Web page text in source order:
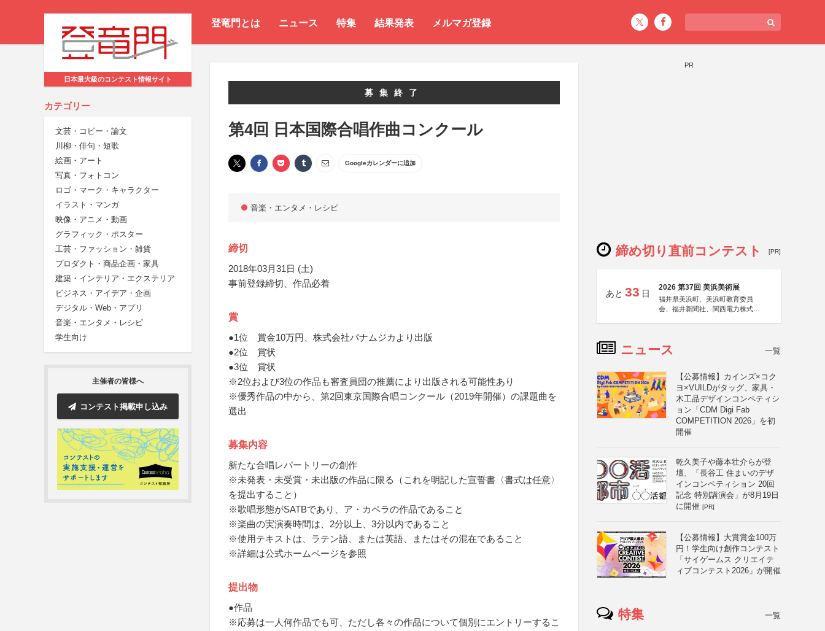
登竜門とは ニュース 特集 結果発表 メルマガ登録
日本最大級のコンテスト情報サイト
カテゴリー
文芸・コピー・論文
川柳・俳句・短歌
絵画・アート
写真・フォトコン
ロゴ・マーク・キャラクター
イラスト・マンガ
映像・アニメ・動画
グラフィック・ポスター
工芸・ファッション・雑貨
プロダクト・商品企画・家具
建築・インテリア・エクステリア
ビジネス・アイデア・企画
デジタル・Web・アプリ
音楽・エンタメ・レシピ
学生向け
主催者の皆様へ
コンテスト掲載申し込み
募集終了
第4回 日本国際合唱作曲コンクール
Googleカレンダーに追加
音楽・エンタメ・レシピ
締切
2018年03月31日 (土)
事前登録締切、作品必着
賞
●1位 賞金10万円、株式会社パナムジカより出版
●2位 賞状
●3位 賞状
※2位および3位の作品も審査員団の推薦により出版される可能性あり
※優秀作品の中から、第2回東京国際合唱コンクール（2019年開催）の課題曲を
選出
募集内容
新たな合唱レパートリーの創作
※未発表・未受賞・未出版の作品に限る（これを明記した宣誓書〈書式は任意〉
を提出すること）
※歌唱形態がSATBであり、ア・カペラの作品であること
※楽曲の実演奏時間は、2分以上、3分以内であること
※使用テキストは、ラテン語、または英語、またはその混在であること
※詳細は公式ホームページを参照
提出物
●作品
※応募は一人何作品でも可、ただし各々の作品について個別にエントリーするこ
PR
締め切り直前コンテスト [PR]
あと 33 日
2026 第37回 美浜美術展
福井県美浜町、美浜町教育委員
会、福井新聞社、関西電力株式会
ニュース 一覧
【公募情報】カインズ×コク
ヨ×VUILDがタッグ、家具・
木工品デザインコンペティシ
ョン「CDM Digi Fab
COMPETITION 2026」を初
開催
乾久美子や藤本壮介らが登
壇、「長谷工 住まいのデザ
インコンペティション 20回
記念 特別講演会」が8月19日
に開催 [PR]
【公募情報】大賞賞金100万
円！学生向け創作コンテスト
「サイゲームス クリエイテ
ィブコンテスト2026」が開催
特集 一覧